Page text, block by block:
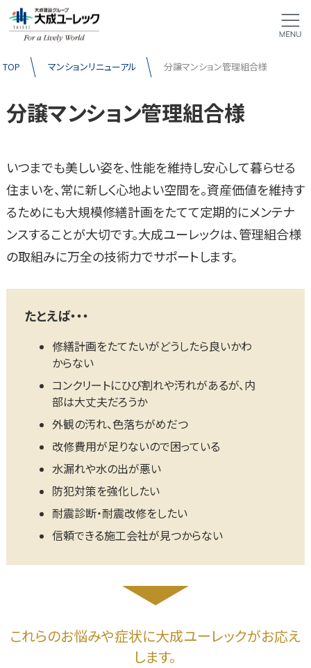
TOP マンションリニューアル 分譲マンション管理組合様
分譲マンション管理組合様
いつまでも美しい姿を、性能を維持し安心して暮らせる
住まいを、常に新しく心地よい空間を。資産価値を維持す
るためにも大規模修繕計画をたてて定期的にメンテナ
ンスすることが大切です。大成ユーレックは、管理組合様
の取組みに万全の技術力でサポートします。
たとえば・・・
修繕計画をたてたいがどうしたら良いかわ
からない
コンクリートにひび割れや汚れがあるが、内
部は大丈夫だろうか
外観の汚れ、色落ちがめだつ
改修費用が足りないので困っている
水漏れや水の出が悪い
防犯対策を強化したい
耐震診断・耐震改修をしたい
信頼できる施工会社が見つからない
これらのお悩みや症状に大成ユーレックがお応え
します。